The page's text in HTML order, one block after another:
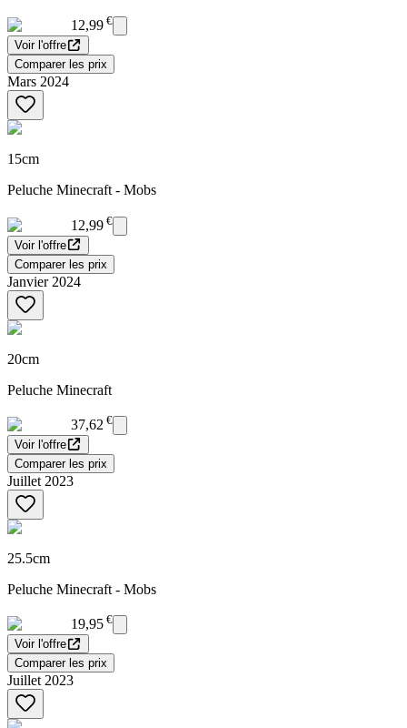
12,99 €
Voir l'offre
Comparer les prix
Mars 2024
15cm
Peluche Minecraft - Mobs
12,99 €
Voir l'offre
Comparer les prix
Janvier 2024
20cm
Peluche Minecraft
37,62 €
Voir l'offre
Comparer les prix
Juillet 2023
25.5cm
Peluche Minecraft - Mobs
19,95 €
Voir l'offre
Comparer les prix
Juillet 2023